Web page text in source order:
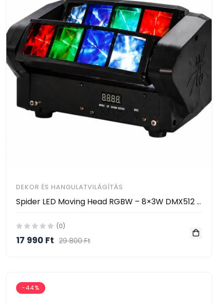
DEKOR ÉS HANGULATVILÁGÍTÁS
Spider LED Moving Head RGBW – 8×3W DMX512 Zenevezérelt LED Színpadi Fény HAYAMI KL25-120
(0)
17 990 Ft 29 800 Ft
-44%